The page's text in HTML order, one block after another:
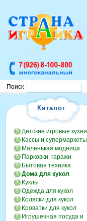
Поиск
Каталог
Детские игровые кухни
Кассы и супермаркеты
Маленькая модница
Парковки, гаражи
Бытовая техника
Дома для кукол
Куклы
Одежда для кукол
Коляски для кукол
Кроватки для кукол
Игрушечная посуда и